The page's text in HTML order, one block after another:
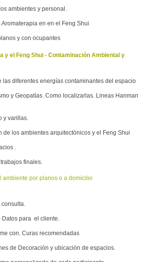
ambientes y personal.
en en el Feng Shui
y con ocupantes
y el Feng Shui - Contaminación Ambiental y
las diferentes energías contaminantes del espacio
y Geopatías. Como localizarlas. Lineas Hanman
y varillas.
de los ambientes arquitectónicos y el Feng Shui
.
finales.
ambiente por planos o a domicilio
consulta.
Datos para el cliente.
con. Curas recomendadas
de Decoración y ubicación de espacios.